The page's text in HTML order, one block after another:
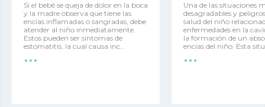
Si el bebé se queja de dolor en la boca
y la madre observa que tiene las
encías inflamadas o sangradas, debe
atender al niño inmediatamente.
Estos pueden ser síntomas de
estomatitis, la cual causa inc...
...
Una de las situaciones
desagradables y
salud del niño
enfermedades en la
la formación de un
encías del niño. Esta
...